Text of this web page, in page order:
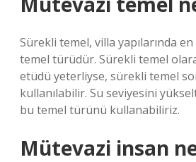
Sürekli temel, villa yapılarında en
temel türüdür. Sürekli temel
etüdü yeterliyse, sürekli temel
kullanılabilir. Su seviyesini
bu temel türünü kullanabiliriz.
Mütevazi insan